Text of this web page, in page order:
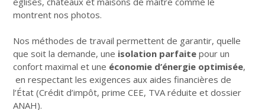
montrent nos photos.
Nos méthodes de travail permettent de garantir, quelle
que soit la demande, une isolation parfaite pour un
confort maximal et une économie d’énergie optimisée,
en respectant les exigences aux aides financières de
l’État (Crédit d’impôt, prime CEE, TVA réduite et dossier
ANAH).